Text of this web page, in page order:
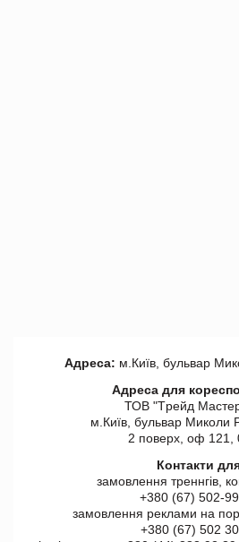
Адреса: м.Київ, бульвар
Адреса для
ТОВ "Tрейд
м.Київ, бульвар Миколи
2 поверх, оф 121,
Контакти
замовлення треннгів,
+380 (67) 502-
замовлення реклами на
+380 (67) 502 30